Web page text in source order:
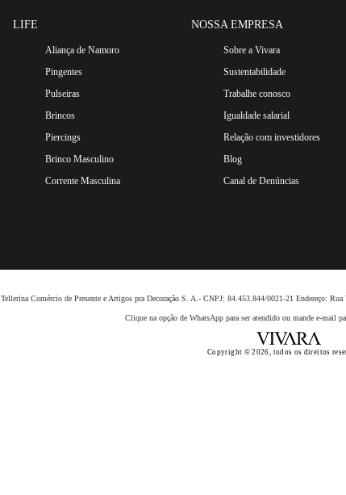
LIFE
Aliança de Namoro
Pingentes
Pulseiras
Brincos
Piercings
Brinco Masculino
Corrente Masculina
NOSSA EMPRESA
Sobre a Vivara
Sustentabilidade
Trabalhe conosco
Igualdade salarial
Relação com investidores
Blog
Canal de Denúncias
Tellerina Comércio de Presente e Artigos pra Decoração S. A.- CNPJ: 84.453.844/0021-21 Endereço:
Clique na opção de WhatsApp para ser atendido ou mande e-mail
Copyright © 2026, todos os direitos